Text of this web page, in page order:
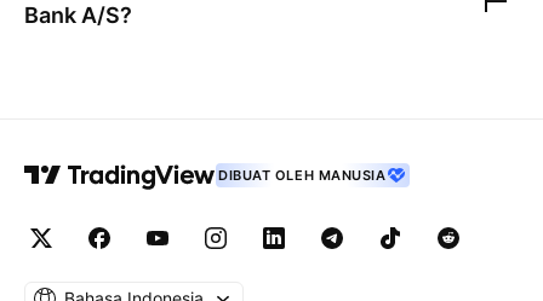
Bank A/S?
DIBUAT OLEH MANUSIA